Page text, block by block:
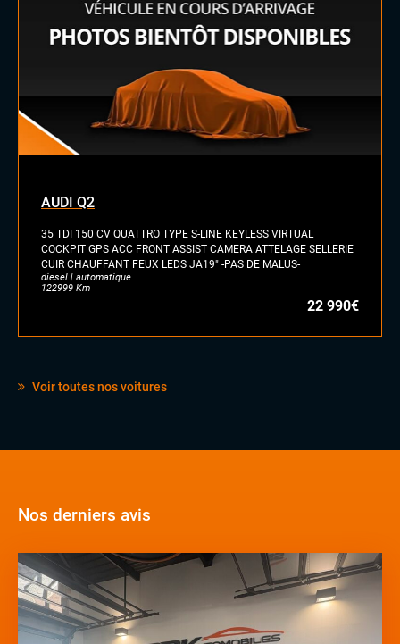
AUDI Q2
35 TDI 150 CV QUATTRO TYPE S-LINE KEYLESS VIRTUAL
COCKPIT GPS ACC FRONT ASSIST CAMERA ATTELAGE SELLERIE
CUIR CHAUFFANT FEUX LEDS JA19" -PAS DE MALUS-
diesel | automatique
122999 Km
22 990€
Voir toutes nos voitures
Nos derniers avis